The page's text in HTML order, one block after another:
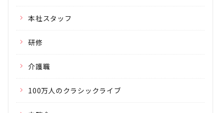
本社スタッフ
研修
介護職
100万人のクラシックライブ